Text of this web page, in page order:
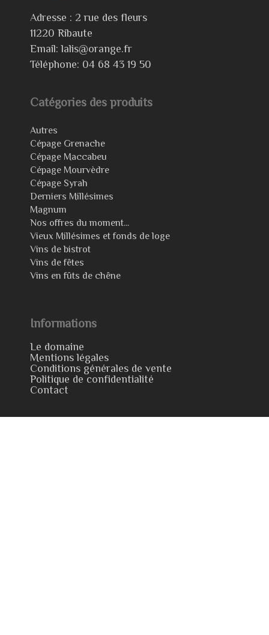
Adresse : 2 rue des fleurs
11220 Ribaute
Email: lalis@orange.fr
Téléphone: 04 68 43 19 50
Catégories des produits
Autres
Cépage Grenache
Cépage Maccabeu
Cépage Mourvèdre
Cépage Syrah
Derniers Millésimes
Magnum
Nos offres du moment...
Vieux Millésimes et fonds de loge
Vins de bistrot
Vins de fêtes
Vins en fûts de chêne
Informations
Le domaine
Mentions légales
Conditions générales de vente
Politique de confidentialité
Contact